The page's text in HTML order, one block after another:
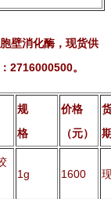
壁消化酶，现货供
2716000500。
规
格
价格
（元）
1g 1600